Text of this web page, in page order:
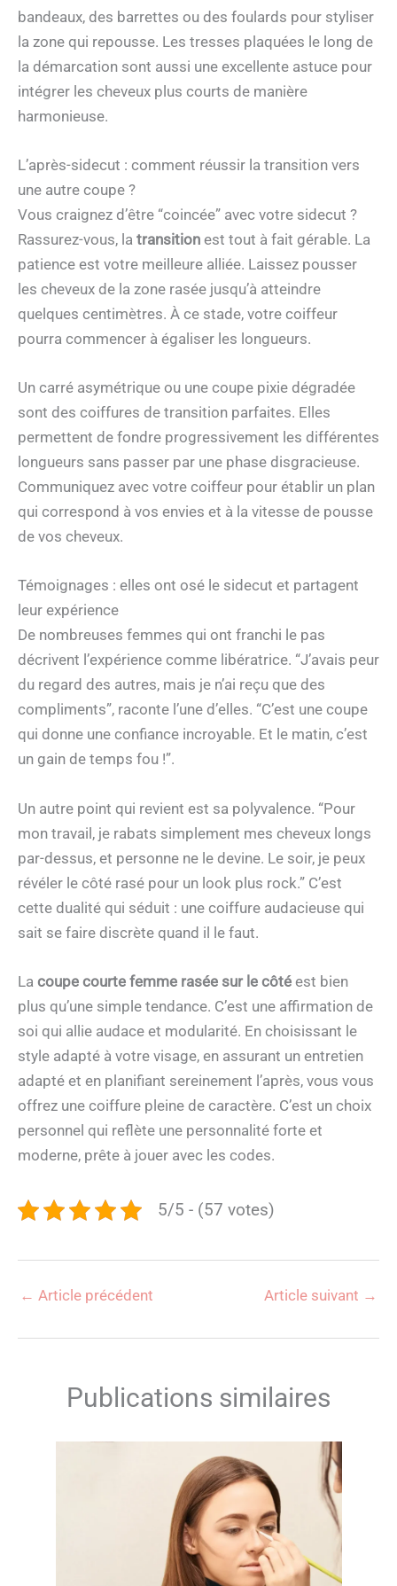
bandeaux, des barrettes ou des foulards pour styliser
la zone qui repousse. Les tresses plaquées le long de
la démarcation sont aussi une excellente astuce pour
intégrer les cheveux plus courts de manière
harmonieuse.
L’après-sidecut : comment réussir la transition vers
une autre coupe ?
Vous craignez d’être “coincée” avec votre sidecut ?
Rassurez-vous, la transition est tout à fait gérable. La
patience est votre meilleure alliée. Laissez pousser
les cheveux de la zone rasée jusqu’à atteindre
quelques centimètres. À ce stade, votre coiffeur
pourra commencer à égaliser les longueurs.
Un carré asymétrique ou une coupe pixie dégradée
sont des coiffures de transition parfaites. Elles
permettent de fondre progressivement les différentes
longueurs sans passer par une phase disgracieuse.
Communiquez avec votre coiffeur pour établir un plan
qui correspond à vos envies et à la vitesse de pousse
de vos cheveux.
Témoignages : elles ont osé le sidecut et partagent
leur expérience
De nombreuses femmes qui ont franchi le pas
décrivent l’expérience comme libératrice. “J’avais peur
du regard des autres, mais je n’ai reçu que des
compliments”, raconte l’une d’elles. “C’est une coupe
qui donne une confiance incroyable. Et le matin, c’est
un gain de temps fou !”.
Un autre point qui revient est sa polyvalence. “Pour
mon travail, je rabats simplement mes cheveux longs
par-dessus, et personne ne le devine. Le soir, je peux
révéler le côté rasé pour un look plus rock.” C’est
cette dualité qui séduit : une coiffure audacieuse qui
sait se faire discrète quand il le faut.
La coupe courte femme rasée sur le côté est bien
plus qu’une simple tendance. C’est une affirmation de
soi qui allie audace et modularité. En choisissant le
style adapté à votre visage, en assurant un entretien
adapté et en planifiant sereinement l’après, vous vous
offrez une coiffure pleine de caractère. C’est un choix
personnel qui reflète une personnalité forte et
moderne, prête à jouer avec les codes.
5/5 - (57 votes)
← Article précédent Article suivant →
Publications similaires